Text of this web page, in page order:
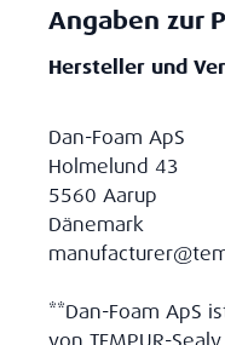
Angaben zur
Hersteller und
Dan-Foam ApS
Holmelund 43
5560 Aarup
Dänemark
**Dan-Foam ApS